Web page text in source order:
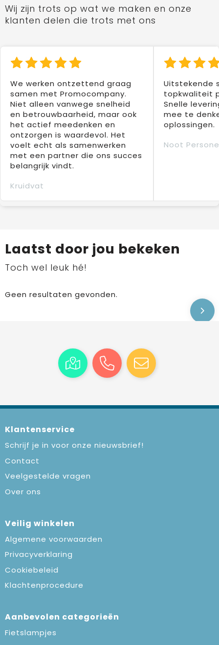
Wij zijn trots op wat we maken en onze
klanten delen die trots met ons
We werken ontzettend graag
samen met Promocompany.
Niet alleen vanwege snelheid
en betrouwbaarheid, maar ook
het actief meedenken en
ontzorgen is waardevol. Het
voelt echt als samenwerken
met een partner die ons succes
belangrijk vindt.
Kruidvat
Uitstekende
topkwaliteit
Snelle
mee te
oplossingen.
Noot
Laatst door jou bekeken
Toch wel leuk hé!
Geen resultaten gevonden.
Klantenservice
Schrijf je in voor onze nieuwsbrief!
Contact
Veelgestelde vragen
Over ons
Veilig winkelen
Algemene voorwaarden
Privacyverklaring
Cookiebeleid
Klachtenprocedure
Aanbevolen categorieën
Fietslampjes